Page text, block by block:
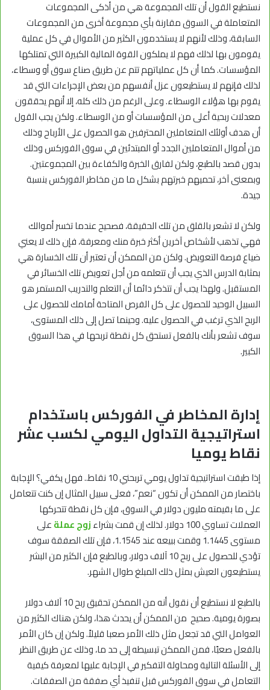
نستطيع القول أن تلك المجموعة هي من أذكى المجموعات
المتعاملة في السوق مقارنة بأي مجموعة أخرى من المجموعات
السابقة، وذلك لأنهم لا يستخدمون الكثير من الأموال في كل عملية
يقومون بها لذلك فهم لا يملكون القوة المالية الكبيرة التي تمتلكها
المؤسسات. كما أن كل عملياتهم تتم عن طريق صناع سوق أو وسطاء،
لذلك فإنهم لا يستطيعون عزل أنفسهم من بعض الإجراءات التي قد
يقوم بها هؤلاء الوسطاء. وعلى الرغم من ذلك كله، إلا أنهم يحققون
معدلات ربحية أعلى من المؤسسات أو من الوسطاء. ولكن يجب القول
أن هدف أولئك المتعاملين المحترفين هو الحصول على الأرباح وذلك
من أموال المتعاملين الجدد أو المبتدئين في سوق الفوركس وذلك
بدون قصد بالطبع، ولكن لفارق الخبرة والكفاءة بين المجموعتين.
وبمعنى آخر، تحميهم خبرتهم بشكل ما من مخاطر الفوركس بنسبة
جيدة.
ولكن لا تشعر بالقلق من تلك الحقيقة، فصحيح عندما تخسر أموالك
فهي تذهب لأشخاص آخرين أكثر خبرة منك ومعرفة، فإن ذلك لا يعني
ضياع فرصة التعويض. ولكن من الممكن أن تعتبر أن تلك الخسارة هي
بمثابة الدرس الذي يجب أن تتعلمه من أجل تعويض تلك الخسائر في
المستقبل. ولهذا يجب أن تتذكر دائما أن التعلم والتدريب المستمر هو
السبيل الوحيد للحصول على كل الفرص المتاحة أمامك للحصول على
الربح الذي ترغب في الحصول عليه. وحينما تصل إلى ذلك المستوى،
سوف تشعر بأنك بالفعل تستحق كل نقطة تربحها في هذا السوق
الكبير.
إدارة المخاطر في الفوركس باستخدام
استراتيجية التداول اليومي لكسبعشر
نقاط يوميا
إذا طبقت استراتيجية تداول يومي تربحني 10 نقاط.. فهل يكفي؟ الإجابة
باختصار من الممكن أن تكون “نعم”، فعلى سبيل المثال إن كنت تتعامل
على ما بقيمته مليون دولار في السوق، فإن كل نقطة تتحركها
العملات تساوي 100 دولار. لذلك إن قمت بشراء
زوج عملةعلى
مستوى 1.1445 وقمت ببيعه عند 1.1545، فإن تلك الصفقة سوف
تؤدي للحصول على ربح 10 آلاف دولار، وبالطبع فإن الكثير من البشر
يستطيعون العيش بمثل ذلك المبلغ طوال الشهر.
بالطبع لا نستطيع أن نقول أنه من الممكن تحقيق ربح 10 آلاف دولار
بصورة يومية. صحيح من الممكن أن يحدث هذا، ولكن هناك الكثير من
العوامل التي قد تجعل مثل ذلك الأمر صعبا قليلاً. ولكن إن كان الأمر
بالفعل صعبًا، فمن الممكن تبسيطه إلى حد ما، وذلك عن طريق النظر
إلى الأسئلة التالية ومحاولة التفكير في الإجابة عليها لمعرفة كيفية
التعامل في سوق الفوركس قبل تنفيذ أي صفقة من الصفقات.